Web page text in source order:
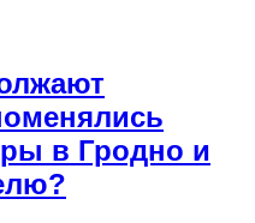
в Гродно и